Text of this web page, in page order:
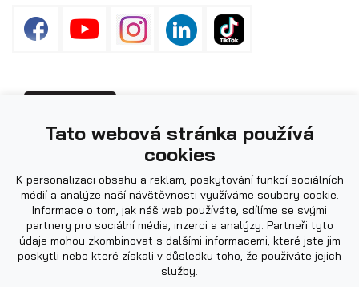
ilustrační.
Tato webová stránka používá
cookies
K personalizaci obsahu a reklam, poskytování funkcí sociálních
médií a analýze naší návštěvnosti využíváme soubory cookie.
Informace o tom, jak náš web používáte, sdílíme se svými
partnery pro sociální média, inzerci a analýzy. Partneři tyto
údaje mohou zkombinovat s dalšími informacemi, které jste jim
poskytli nebo které získali v důsledku toho, že používáte jejich
služby.